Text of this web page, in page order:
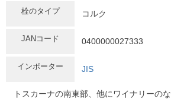
栓のタイプ コルク
JANコード 0400000027333
インポーター JIS
トスカーナの南東部、他にワイナリーの